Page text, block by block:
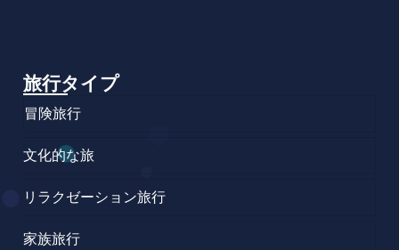
旅行タイプ
冒険旅行
文化的な旅
リラクゼーション旅行
家族旅行